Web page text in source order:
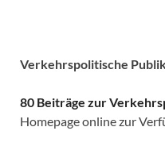
Verkehrspolitische
80 Beiträge zur
Homepage online zur